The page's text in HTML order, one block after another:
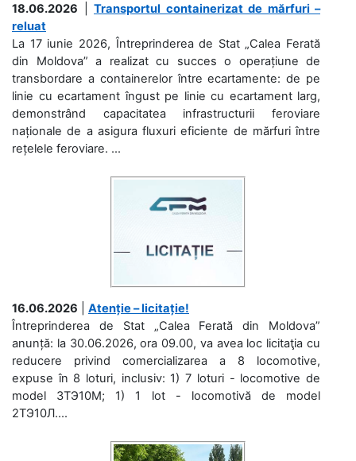
18.06.2026
Transportul containerizat de mărfuri –
reluat
La 17 iunie 2026, Întreprinderea de Stat „Calea Ferată
din Moldova” a realizat cu succes o operațiune de
transbordare a containerelor între ecartamente: de pe
linie cu ecartament îngust pe linie cu ecartament larg,
demonstrând capacitatea infrastructurii feroviare
naționale de a asigura fluxuri eficiente de mărfuri între
rețelele feroviare. ...
16.06.2026
Atenție – licitație!
Întreprinderea de Stat „Calea Ferată din Moldova”
anunță: la 30.06.2026, ora 09.00, va avea loc licitaţia cu
reducere privind comercializarea a 8 locomotive,
expuse în 8 loturi, inclusiv: 1) 7 loturi - locomotive de
model 3ТЭ10М; 1) 1 lot - locomotivă de model
2ТЭ10Л....